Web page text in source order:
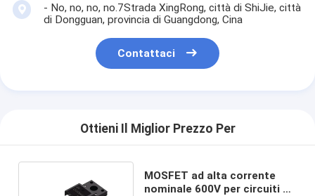
- No, no, no, no.7Strada XingRong, città di ShiJie, città
di Dongguan, provincia di Guangdong, Cina
Contattaci
Ottieni Il Miglior Prezzo Per
MOSFET ad alta corrente
nominale 600V per circuiti di